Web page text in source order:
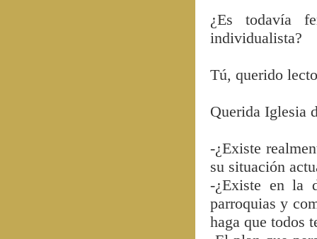
¿Es todavía
individualista?
Tú, querido
Querida Iglesia
-¿Existe
su situación
-¿Existe en la
parroquias y
haga que todos